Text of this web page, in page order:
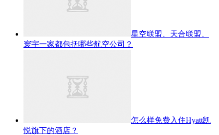
星空联盟、天合联盟、
寰宇一家都包括哪些航空公司？
怎么样免费入住Hyatt凯
悦旗下的酒店？